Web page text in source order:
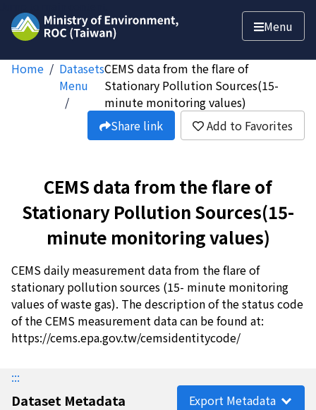
Menu
Home
Datasets
Menu
CEMS data from the flare of
Stationary Pollution Sources(15-
minute monitoring values)
Share link
Add to Favorites
CEMS data from the flare of
Stationary Pollution Sources(15-
minute monitoring values)
CEMS daily measurement data from the flare of
stationary pollution sources (15- minute monitoring
values of waste gas). The description of the status code
of the CEMS measurement data can be found at:
https://cems.epa.gov.tw/cemsidentitycode/
:::
Dataset Metadata Export Metadata